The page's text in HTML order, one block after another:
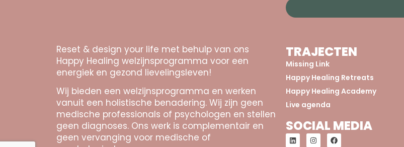
Reset & design your life met behulp van ons
Happy Healing welzijnsprogramma voor een
energiek en gezond lievelingsleven!
Wij bieden een welzijnsprogramma en werken
vanuit een holistische benadering. Wij zijn geen
medische professionals of psychologen en stellen
geen diagnoses. Ons werk is complementair en
geen vervanging voor medische of
TRAJECTEN
Missing Link
Happy Healing Retreats
Happy Healing Academy
Live agenda
SOCIAL MEDIA